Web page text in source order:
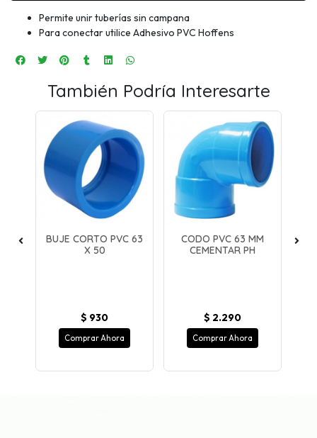
Permite unir tuberías sin campana
Para conectar utilice Adhesivo PVC Hoffens
También Podría Interesarte
BUJE CORTO PVC 63
X 50
$ 930
Comprar Ahora
CODO PVC 63 MM
CEMENTAR PH
$ 2.290
Comprar Ahora